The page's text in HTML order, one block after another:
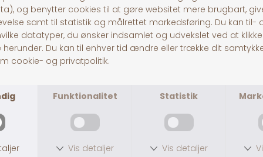
Fårekyllinger
Græshopper
DKK 4,00